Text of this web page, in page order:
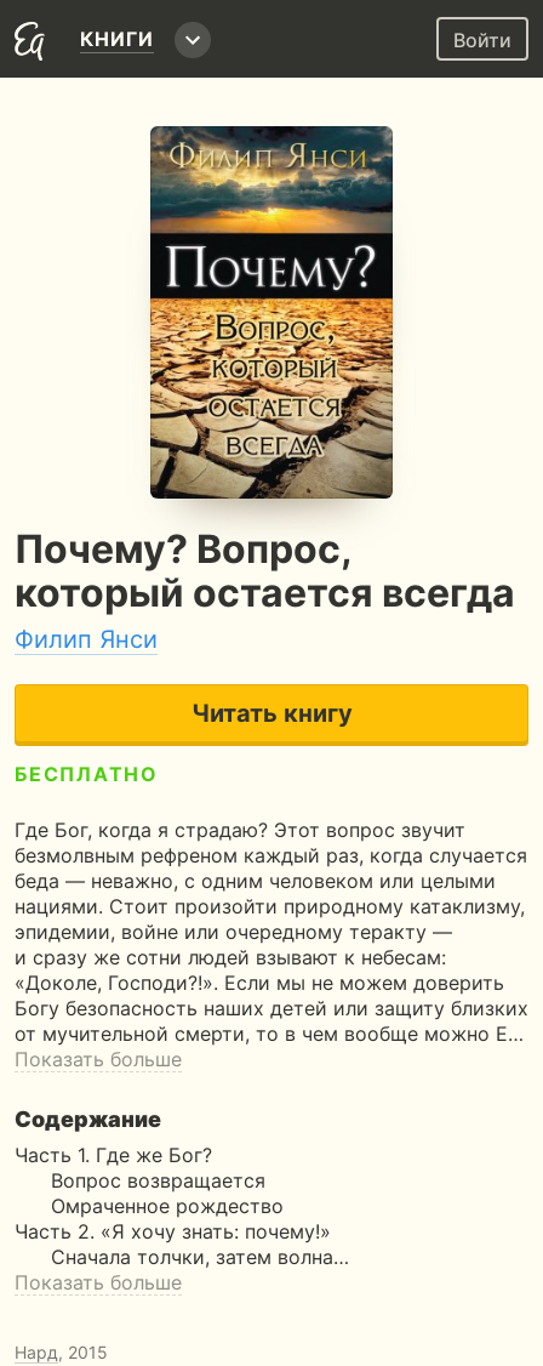
КНИГИ Войти
Почему? Вопрос,
который остается всегда
Филип Янси
Читать книгу
БЕСПЛАТНО
Где Бог, когда я страдаю? Этот вопрос звучит
безмолвным рефреном каждый раз, когда случается
беда — неважно, с одним человеком или целыми
нациями. Стоит произойти природному катаклизму,
эпидемии, войне или очередному теракту —
и сразу же сотни людей взывают к небесам:
«Доколе, Господи?!». Если мы не можем доверить
Богу безопасность наших детей или защиту близких
от мучительной смерти, то в чем вообще можно Е…
Показать больше
Содержание
Часть 1. Где же Бог?
Вопрос возвращается
Омраченное рождество
Часть 2. «Я хочу знать: почему!»
Сначала толчки, затем волна…
Показать больше
Нард, 2015